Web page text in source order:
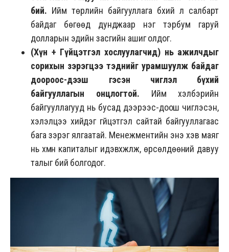
бий. Ийм төрлийн байгууллага бүхий л салбарт
байдаг бөгөөд дунджаар нэг тэрбум гаруй
долларын эдийн засгийн ашиг олдог.
(Хүн + Гүйцэтгэл хослуулагчид)нь ажилчдыг
сорихын зэрэгцээ тэднийг урамшуулж байдаг
доороос-дээш гэсэн чиглэл бүхий
байгууллагын онцлогтой. Ийм хэлбэрийн
байгууллагууд нь бусад дээрээс-доош чиглэсэн,
хэлэлцээ хийдэг гүйцэтгэл сайтай байгууллагаас
бага зэрэг ялгаатай. Менежментийн энэ хэв маяг
нь хүмүүн капиталыг идэвхжүүлж, өрсөлдөөний давуу
талыг бий болгодог.